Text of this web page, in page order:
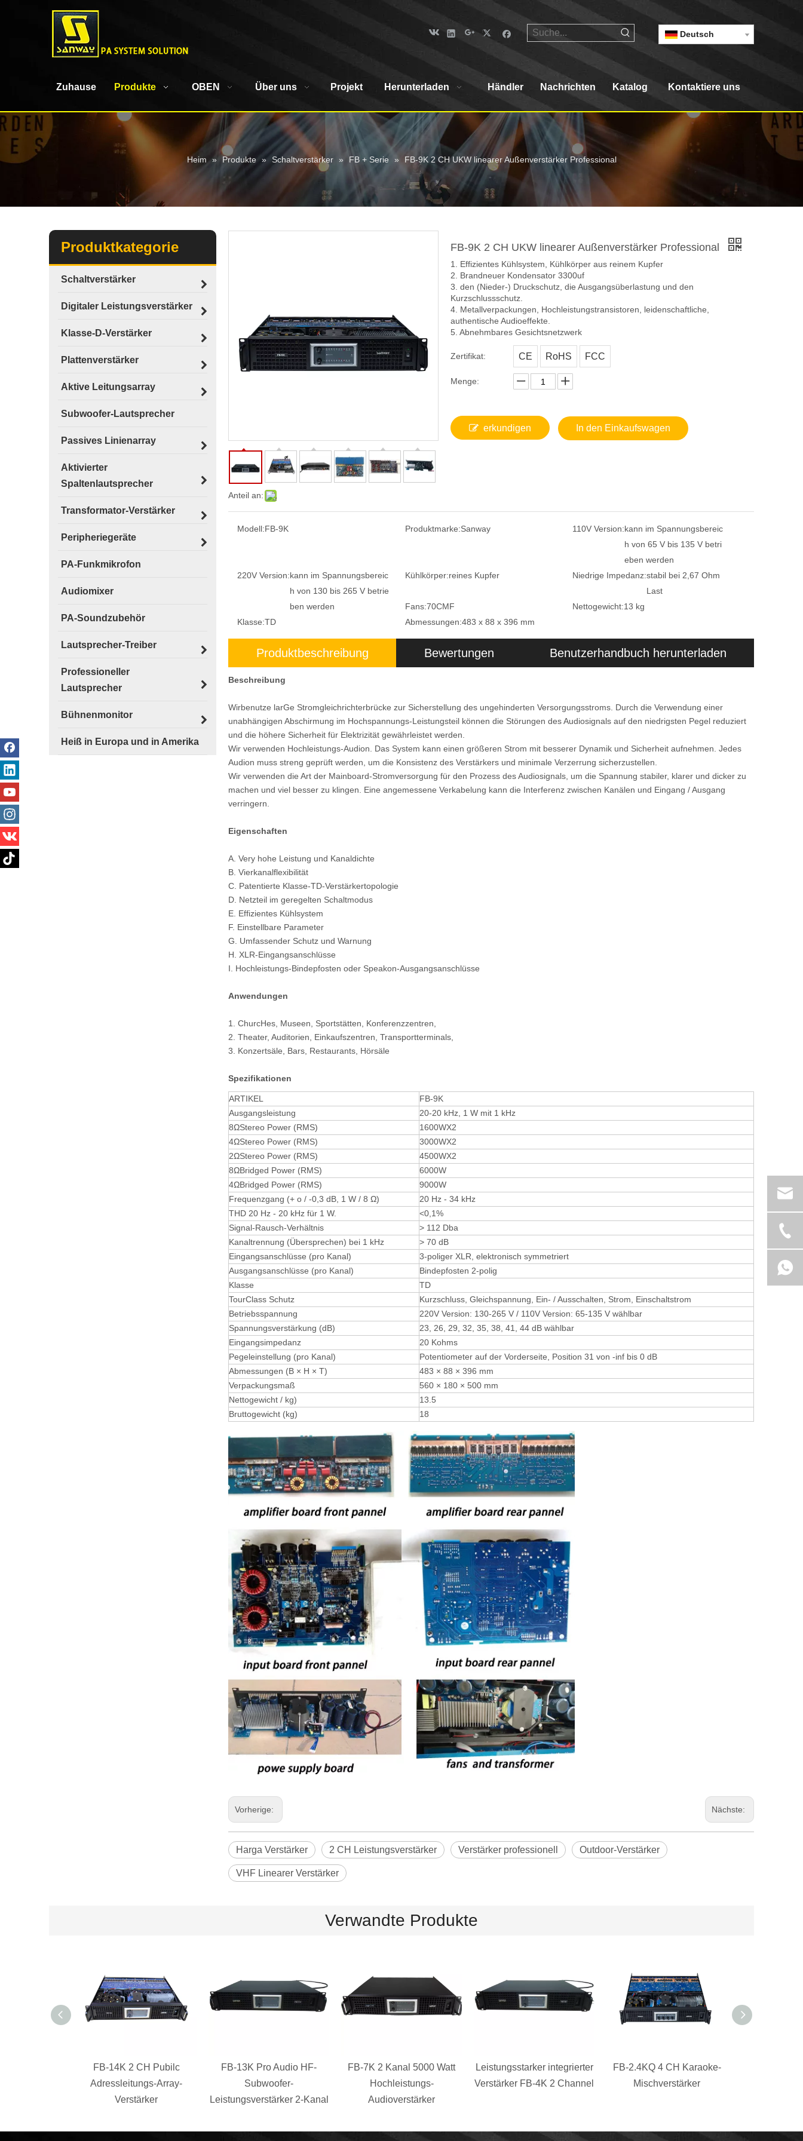
Deutsch
Zuhause Produkte OBEN Über uns Projekt Herunterladen Händler Nachrichten Katalog Kontaktiere uns
Heim » Produkte » Schaltverstärker » FB + Serie » FB-9K 2 CH UKW linearer Außenverstärker Professional
Produktkategorie
Schaltverstärker
Digitaler Leistungsverstärker
Klasse-D-Verstärker
Plattenverstärker
Aktive Leitungsarray
Subwoofer-Lautsprecher
Passives Linienarray
Aktivierter
Spaltenlautsprecher
Transformator-Verstärker
Peripheriegeräte
PA-Funkmikrofon
Audiomixer
PA-Soundzubehör
Lautsprecher-Treiber
Professioneller
Lautsprecher
Bühnenmonitor
Heiß in Europa und in Amerika
Anteil an:
FB-9K 2 CH UKW linearer Außenverstärker Professional
1. Effizientes Kühlsystem, Kühlkörper aus reinem Kupfer
2. Brandneuer Kondensator 3300uf
3. den (Nieder-) Druckschutz, die Ausgangsüberlastung und den
Kurzschlussschutz.
4. Metallverpackungen, Hochleistungstransistoren, leidenschaftliche,
authentische Audioeffekte.
5. Abnehmbares Gesichtsnetzwerk
Zertifikat: CE RoHS FCC
Menge:
erkundigen In den Einkaufswagen
Modell:FB-9K Produktmarke:Sanway 110V Version:kann im Spannungsbereic
h von 65 V bis 135 V betri
eben werden
220V Version:kann im Spannungsbereic
h von 130 bis 265 V betrie
ben werden
Kühlkörper:reines Kupfer Niedrige Impedanz:stabil bei 2,67 Ohm
Last
Fans:70CMF Nettogewicht:13 kg
Klasse:TD Abmessungen:483 x 88 x 396 mm
Produktbeschreibung Bewertungen Benutzerhandbuch herunterladen
Beschreibung
Wirbenutze larGe Stromgleichrichterbrücke zur Sicherstellung des ungehinderten Versorgungsstroms. Durch die Verwendung einer
unabhängigen Abschirmung im Hochspannungs-Leistungsteil können die Störungen des Audiosignals auf den niedrigsten Pegel reduziert
und die höhere Sicherheit für Elektrizität gewährleistet werden.
Wir verwenden Hochleistungs-Audion. Das System kann einen größeren Strom mit besserer Dynamik und Sicherheit aufnehmen. Jedes
Audion muss streng geprüft werden, um die Konsistenz des Verstärkers und minimale Verzerrung sicherzustellen.
Wir verwenden die Art der Mainboard-Stromversorgung für den Prozess des Audiosignals, um die Spannung stabiler, klarer und dicker zu
machen und viel besser zu klingen. Eine angemessene Verkabelung kann die Interferenz zwischen Kanälen und Eingang / Ausgang
verringern.
Eigenschaften
A. Very hohe Leistung und Kanaldichte
B. Vierkanalflexibilität
C. Patentierte Klasse-TD-Verstärkertopologie
D. Netzteil im geregelten Schaltmodus
E. Effizientes Kühlsystem
F. Einstellbare Parameter
G. Umfassender Schutz und Warnung
H. XLR-Eingangsanschlüsse
I. Hochleistungs-Bindepfosten oder Speakon-Ausgangsanschlüsse
Anwendungen
1. ChurcHes, Museen, Sportstätten, Konferenzzentren,
2. Theater, Auditorien, Einkaufszentren, Transportterminals,
3. Konzertsäle, Bars, Restaurants, Hörsäle
Spezifikationen
ARTIKEL
FB-9K
Ausgangsleistung
20-20 kHz, 1 W mit 1 kHz
8ΩStereo Power (RMS)
1600WX2
4ΩStereo Power (RMS)
3000WX2
2ΩStereo Power (RMS)
4500WX2
8ΩBridged Power (RMS)
6000W
4ΩBridged Power (RMS)
9000W
Frequenzgang (+ o / -0,3 dB, 1 W / 8 Ω)
20 Hz - 34 kHz
THD 20 Hz - 20 kHz für 1 W.
<0,1%
Signal-Rausch-Verhältnis
> 112 Dba
Kanaltrennung (Übersprechen) bei 1 kHz
> 70 dB
Eingangsanschlüsse (pro Kanal)
3-poliger XLR, elektronisch symmetriert
Ausgangsanschlüsse (pro Kanal)
Bindepfosten 2-polig
Klasse
TD
TourClass Schutz
Kurzschluss, Gleichspannung, Ein- / Ausschalten, Strom, Einschaltstrom
Betriebsspannung
220V Version: 130-265 V / 110V Version: 65-135 V wählbar
Spannungsverstärkung (dB)
23, 26, 29, 32, 35, 38, 41, 44 dB wählbar
Eingangsimpedanz
20 Kohms
Pegeleinstellung (pro Kanal)
Potentiometer auf der Vorderseite, Position 31 von -inf bis 0 dB
Abmessungen (B × H × T)
483 × 88 × 396 mm
Verpackungsmaß
560 × 180 × 500 mm
Nettogewicht / kg)
13.5
Bruttogewicht (kg)
18
Vorherige: Nächste:
Harga Verstärker 2 CH Leistungsverstärker Verstärker professionell Outdoor-Verstärker
VHF Linearer Verstärker
Verwandte Produkte
FB-14K 2 CH Pubilc
Adressleitungs-Array-
Verstärker
FB-13K Pro Audio HF-
Subwoofer-
Leistungsverstärker 2-Kanal
FB-7K 2 Kanal 5000 Watt
Hochleistungs-
Audioverstärker
Leistungsstarker integrierter
Verstärker FB-4K 2 Channel
FB-2.4KQ 4 CH Karaoke-
Mischverstärker